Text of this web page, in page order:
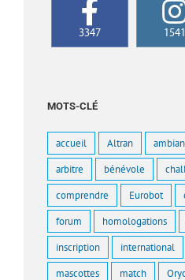
3347 1541
MOTS-CLÉ
accueil Altran
arbitre bénévole
comprendre Eurobot
forum homologations
inscription international
mascottes match